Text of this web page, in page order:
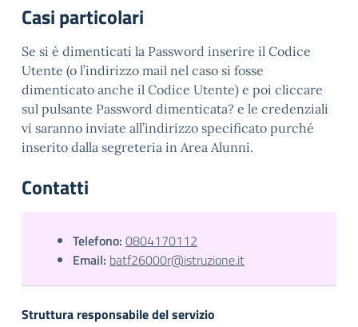
Casi particolari
Se si è dimenticati la Password inserire il Codice
Utente (o l’indirizzo mail nel caso si fosse
dimenticato anche il Codice Utente) e poi cliccare
sul pulsante Password dimenticata? e le credenziali
vi saranno inviate all’indirizzo specificato purché
inserito dalla segreteria in Area Alunni.
Contatti
Telefono: 0804170112
Email: batf26000r@istruzione.it
Struttura responsabile del servizio